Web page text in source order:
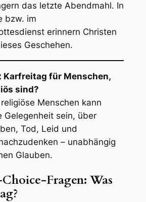
das letzte Abendmahl. In
bzw. im
erinnern Christen
Geschehen.
Karfreitag für Menschen,
sind?
Menschen kann
Gelegenheit sein, über
Tod, Leid und
– unabhängig
Glauben.
Fragen: Was